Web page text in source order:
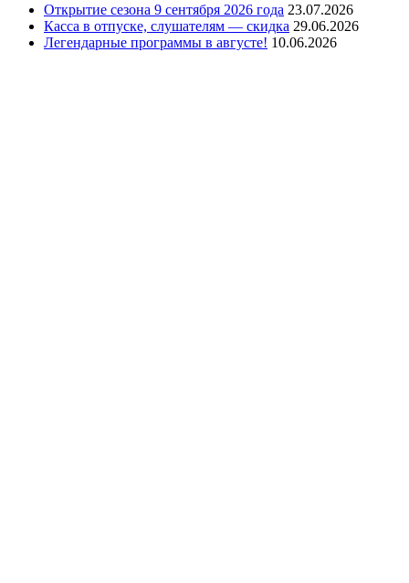
Открытие сезона 9 сентября 2026 года 23.07.2026
Касса в отпуске, слушателям — скидка 29.06.2026
Легендарные программы в августе! 10.06.2026